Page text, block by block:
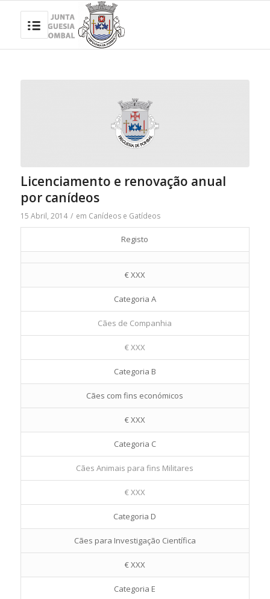
Licenciamento e renovação anual
por canídeos
15 Abril, 2014 / em Canídeos e Gatídeos
Registo
€ XXX
Categoria A
Cães de Companhia
€ XXX
Categoria B
Cães com fins económicos
€ XXX
Categoria C
Cães Animais para fins Militares
€ XXX
Categoria D
Cães para Investigação Científica
€ XXX
Categoria E